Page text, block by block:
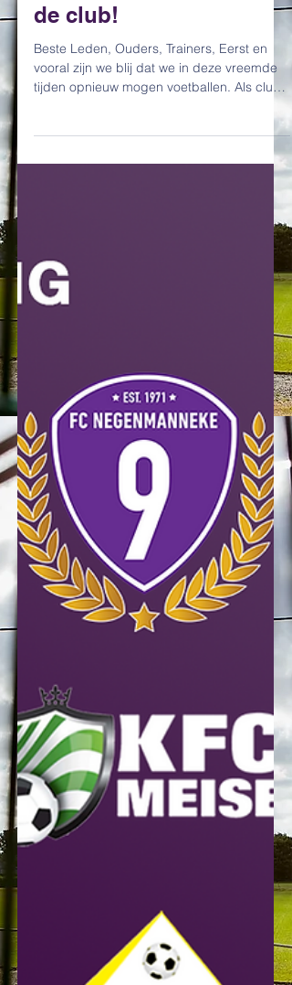
Coronamaatregelen op
de club!
Beste Leden, Ouders, Trainers, Eerst en
vooral zijn we blij dat we in deze vreemde
tijden opnieuw mogen voetballen. Als club
voelen wij...